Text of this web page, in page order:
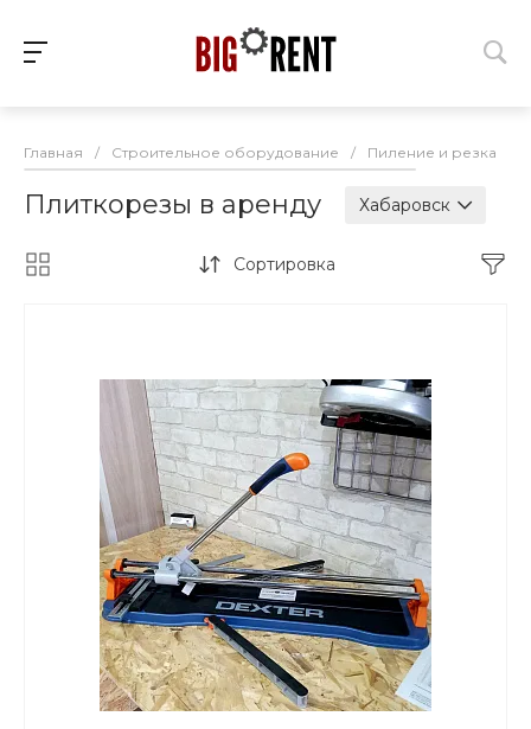
Главная / Строительное оборудование / Пиление и резка
Плиткорезы в аренду Хабаровск
Сортировка